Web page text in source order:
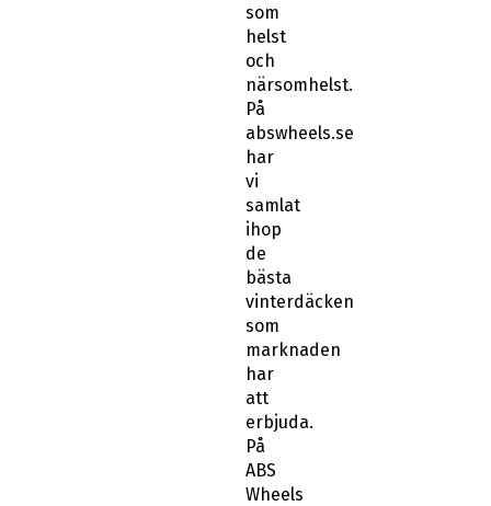
som
helst
och
närsomhelst.
På
abswheels.se
har
vi
samlat
ihop
de
bästa
vinterdäcken
som
marknaden
har
att
erbjuda.
På
ABS
Wheels